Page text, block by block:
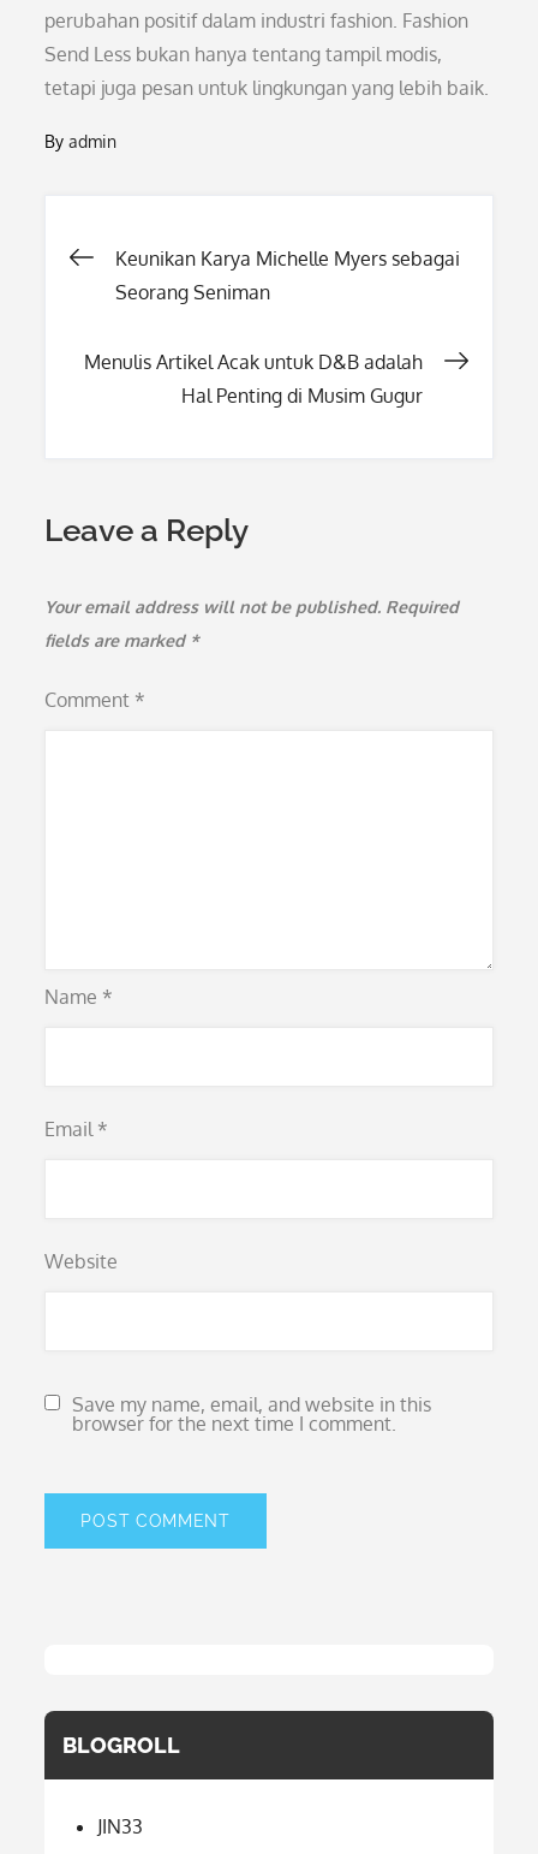
perubahan positif dalam industri fashion. Fashion
Send Less bukan hanya tentang tampil modis,
tetapi juga pesan untuk lingkungan yang lebih baik.
Byadmin
Post
Keunikan Karya Michelle Myers sebagai
Seorang Seniman
Menulis Artikel Acak untuk D&B adalah
Hal Penting di Musim Gugur
Leave a Reply
Your email address will not be published. Required
fields are marked *
Comment *
Name *
Email *
Website
Save my name, email, and website in this
browser for the next time I comment.
BLOGROLL
JIN33